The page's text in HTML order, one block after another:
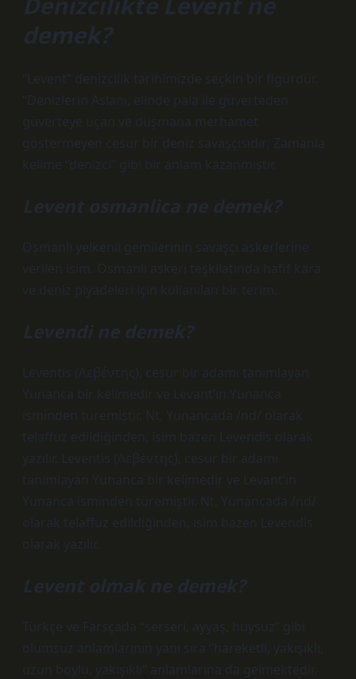
demek?
“Levent” denizcilik tarihimizde seçkin bir figürdür.
“Denizlerin Aslanı, elinde pala ile güverteden
güverteye uçan ve düşmana merhamet
göstermeyen cesur bir deniz savaşçısıdır; Zamanla
kelime “denizci” gibi bir anlam kazanmıştır.
Levent osmanlica ne demek?
Osmanlı yelkenli gemilerinin savaşçı askerlerine
verilen isim. Osmanlı askeri teşkilatında hafif kara
ve deniz piyadeleri için kullanılan bir terim.
Levendi ne demek?
Leventis (Λεβέντης), cesur bir adamı tanımlayan
Yunanca bir kelimedir ve Levant’ın Yunanca
isminden türemiştir. Nt, Yunancada /nd/ olarak
telaffuz edildiğinden, isim bazen Levendis olarak
yazılır. Leventis (Λεβέντης), cesur bir adamı
tanımlayan Yunanca bir kelimedir ve Levant’ın
Yunanca isminden türemiştir. Nt, Yunancada /nd/
olarak telaffuz edildiğinden, isim bazen Levendis
olarak yazılır.
Levent olmak ne demek?
Türkçe ve Farsçada “serseri, ayyaş, huysuz” gibi
olumsuz anlamlarının yanı sıra “hareketli, yakışıklı,
uzun boylu, yakışıklı” anlamlarına da gelmektedir.